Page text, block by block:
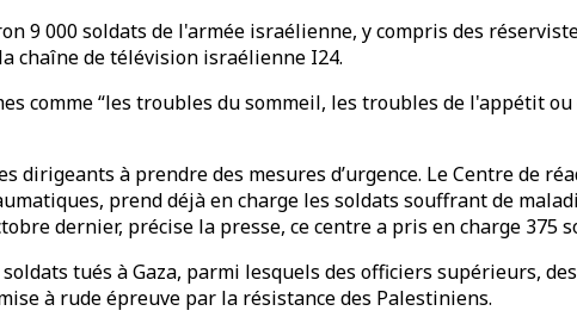
9 000 soldats de l'armée israélienne, y compris des
chaîne de télévision israélienne I24.
comme “les troubles du sommeil, les troubles de l'appétit
dirigeants à prendre des mesures d’urgence. Le Centre de
prend déjà en charge les soldats souffrant de
dernier, précise la presse, ce centre a pris en charge 375
tués à Gaza, parmi lesquels des officiers supérieurs,
à rude épreuve par la résistance des Palestiniens.